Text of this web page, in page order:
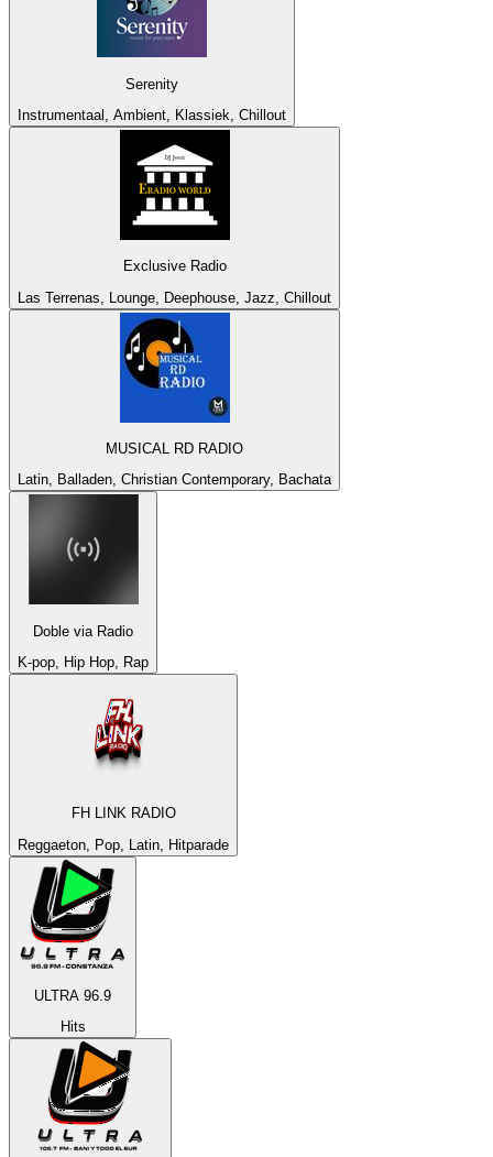
Serenity
Instrumentaal, Ambient, Klassiek, Chillout
Exclusive Radio
Las Terrenas, Lounge, Deephouse, Jazz, Chillout
MUSICAL RD RADIO
Latin, Balladen, Christian Contemporary, Bachata
Doble via Radio
K-pop, Hip Hop, Rap
FH LINK RADIO
Reggaeton, Pop, Latin, Hitparade
ULTRA 96.9
Hits